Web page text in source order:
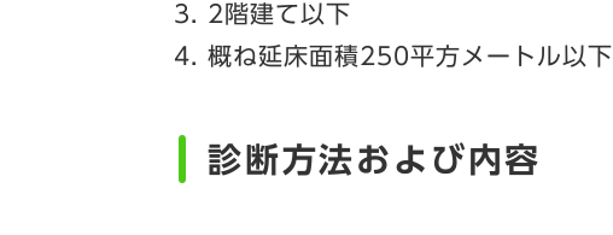
2階建て以下
概ね延床面積250平方メートル以下
診断方法および内容